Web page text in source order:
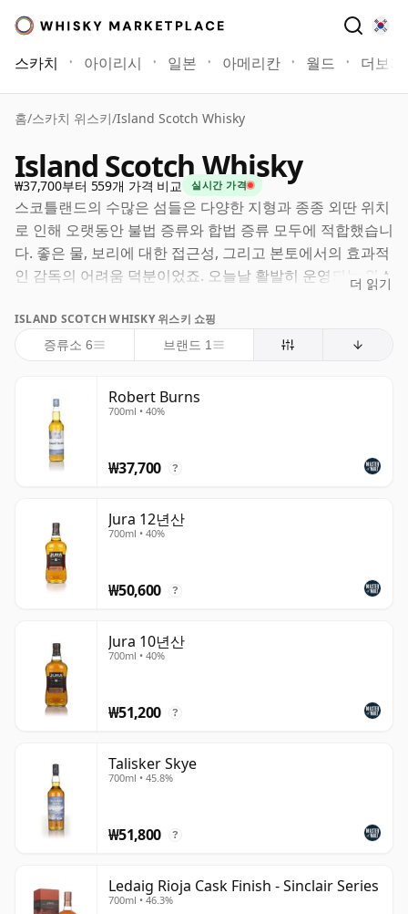
스카치 아이리시 일본 아메리칸 월드 더보기
홈/스카치 위스키/Island Scotch Whisky
Island Scotch Whisky
₩37,700부터 559개 가격 비교 실시간 가격
스코틀랜드의 수많은 섬들은 다양한 지형과 종종 외딴 위치
로 인해 오랫동안 불법 증류와 합법 증류 모두에 적합했습니
다. 좋은 물, 보리에 대한 접근성, 그리고 본토에서의 효과적
인 감독의 어려움 덕분이었죠. 오늘날 활발히 운영되는 위스
아란뿐만 아니라 보통 별도로 취급되는 아일라에서도 찾아
볼 수 있습니다. 엄밀히 말하면, "아일랜즈"는 법적으로 공
식적인 스카치 위스키 지역이 아닙니다. 아일라를 제외하고
는 섬 증류소들이 일반적으로 하이랜드에 포함되지만, 이 용
어는 편리한 스타일 분류로 여전히 널리 사용되고 있습니다.
일반적으로 아일랜드 위스키들은 강건하고 해안적이며 때
로는 피트향이 있다고 묘사되지만, 이 카테고리는 너무 다양
류소들이 현저히 다른 수준의 피트와 매우 다른 하우스 스타
일을 생산하는 등 많은 예외가 있습니다. 예를 들어,
노골적인 스모크보다는 달콤하고 과일향이 나며 향긋한 스
타일로 더 잘 알려져 있으며, 종종 무거운 아일랜드 고정관
에 더 가까운 프로필을 보여왔습니다.
그러나탈리스커
지를 구현하는 데 가깝습니다. 스카이에서 증류되는 이 위스
키는 해양적 특성, 후추 같은 향신료, 스모크, 그리고 균형을
아있습니다. 어떤 위스키든 그 주변 환경을 반영한다고 할
수 있다면, 탈리스커는 스카치 위스키 중에서 가장 극적이고
노출된 풍경 중 하나에 의해 형성된 만큼 강력한 주장을 펼
칩니다.
더 읽기
ISLAND SCOTCH WHISKY 위스키 쇼핑
증류소 6 브랜드 1
Robert Burns
700ml • 40%
₩37,700 ?
Jura 12년산
700ml • 40%
₩50,600 ?
Jura 10년산
700ml • 40%
₩51,200 ?
Talisker Skye
700ml • 45.8%
₩51,800 ?
Ledaig Rioja Cask Finish - Sinclair Series
700ml • 46.3%